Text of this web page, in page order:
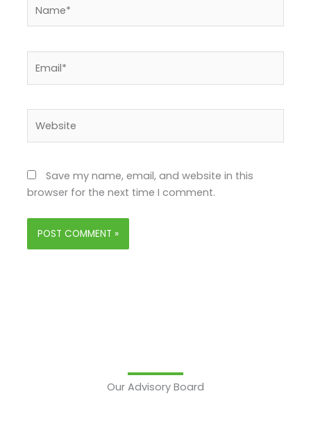
Save my name, email, and website in this
browser for the next time I comment.
Our Advisory Board